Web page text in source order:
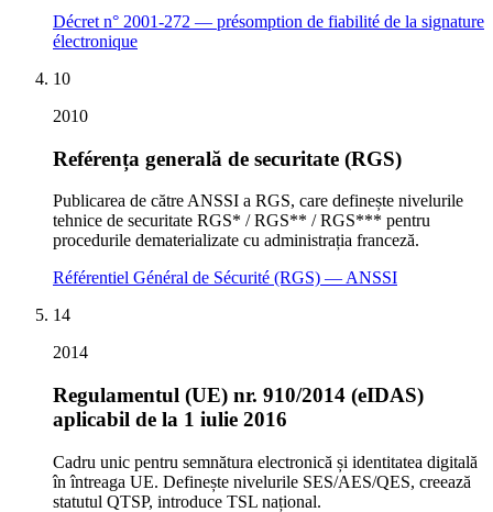
Décret n° 2001-272 — présomption de fiabilité de la signature
électronique
10
2010
Reférența generală de securitate (RGS)
Publicarea de către ANSSI a RGS, care definește nivelurile
tehnice de securitate RGS* / RGS** / RGS*** pentru
procedurile dematerializate cu administrația franceză.
Référentiel Général de Sécurité (RGS) — ANSSI
14
2014
Regulamentul (UE) nr. 910/2014 (eIDAS)
aplicabil de la 1 iulie 2016
Cadru unic pentru semnătura electronică și identitatea digitală
în întreaga UE. Definește nivelurile SES/AES/QES, creează
statutul QTSP, introduce TSL național.